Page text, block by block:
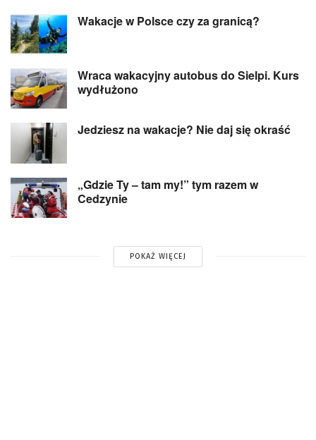
Wakacje w Polsce czy za granicą?
Wraca wakacyjny autobus do Sielpi. Kurs
wydłużono
Jedziesz na wakacje? Nie daj się okraść
„Gdzie Ty – tam my!” tym razem w
Cedzynie
POKAŻ WIĘCEJ